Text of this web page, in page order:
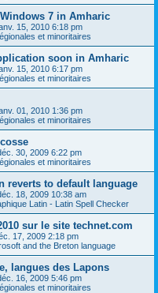
7 in Amharic
15, 2010 6:18 pm
et minoritaires
soon in Amharic
15, 2010 6:17 pm
et minoritaires
01, 2010 1:36 pm
et minoritaires
30, 2009 6:22 pm
et minoritaires
reverts to default language
18, 2009 10:38 am
Latin - Latin Spell Checker
sur le site technet.com
17, 2009 2:18 pm
and the Breton language
langues des Lapons
16, 2009 5:46 pm
et minoritaires